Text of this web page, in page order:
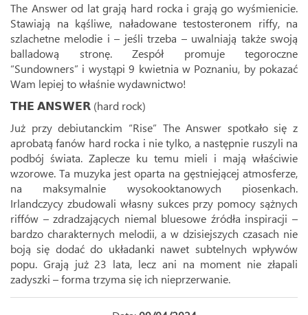
The Answer od lat grają hard rocka i grają go wyśmienicie.
Stawiają na kąśliwe, naładowane testosteronem riffy, na
szlachetne melodie i – jeśli trzeba – uwalniają także swoją
balladową stronę. Zespół promuje tegoroczne
“Sundowners” i wystąpi 9 kwietnia w Poznaniu, by pokazać
Wam lepiej to właśnie wydawnictwo!
𝗧𝗛𝗘 𝗔𝗡𝗦𝗪𝗘𝗥 (hard rock)
Już przy debiutanckim “Rise” The Answer spotkało się z
aprobatą fanów hard rocka i nie tylko, a następnie ruszyli na
podbój świata. Zaplecze ku temu mieli i mają właściwie
wzorowe. Ta muzyka jest oparta na gęstniejącej atmosferze,
na maksymalnie wysokooktanowych piosenkach.
Irlandczycy zbudowali własny sukces przy pomocy sążnych
riffów – zdradzających niemal bluesowe źródła inspiracji –
bardzo charakternych melodii, a w dzisiejszych czasach nie
boją się dodać do układanki nawet subtelnych wpływów
popu. Grają już 23 lata, lecz ani na moment nie złapali
zadyszki – forma trzyma się ich nieprzerwanie.